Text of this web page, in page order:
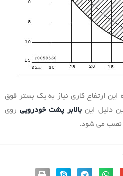
ارتفاع کاری نیاز به یک بستر فوق
دلیل این بالابر پشت خودروییروی